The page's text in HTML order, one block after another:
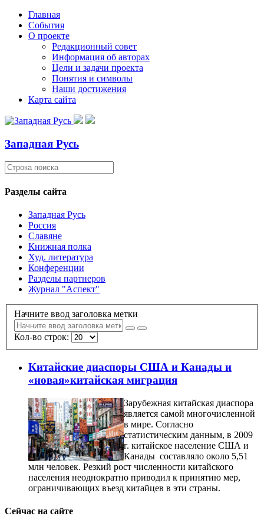
Главная
События
О проекте
Редакционный совет
Информация об авторах
Цели и задачи проекта
Понятия и символы
Наши достижения
Карта сайта
Западная Русь
Разделы сайта
Западная Русь
Россия
Славяне
Книжная полка
Худ. литература
Конференции
Разделы партнеров
Журнал "Аспект"
Начните ввод заголовка метки
Кол-во строк:
Китайские диаспоры США и Канады и
«новая»китайская миграция
Зарубежная китайская диаспора
является самой многочисленной
в мире. Согласно
статистическим данным, в 2009
г. китайское население США и
Канады составляло около 5,51
млн человек. Резкий рост численности китайского
населения неоднократно приводил к принятию мер,
ограничивающих въезд китайцев в эти страны.
Сейчас на сайте